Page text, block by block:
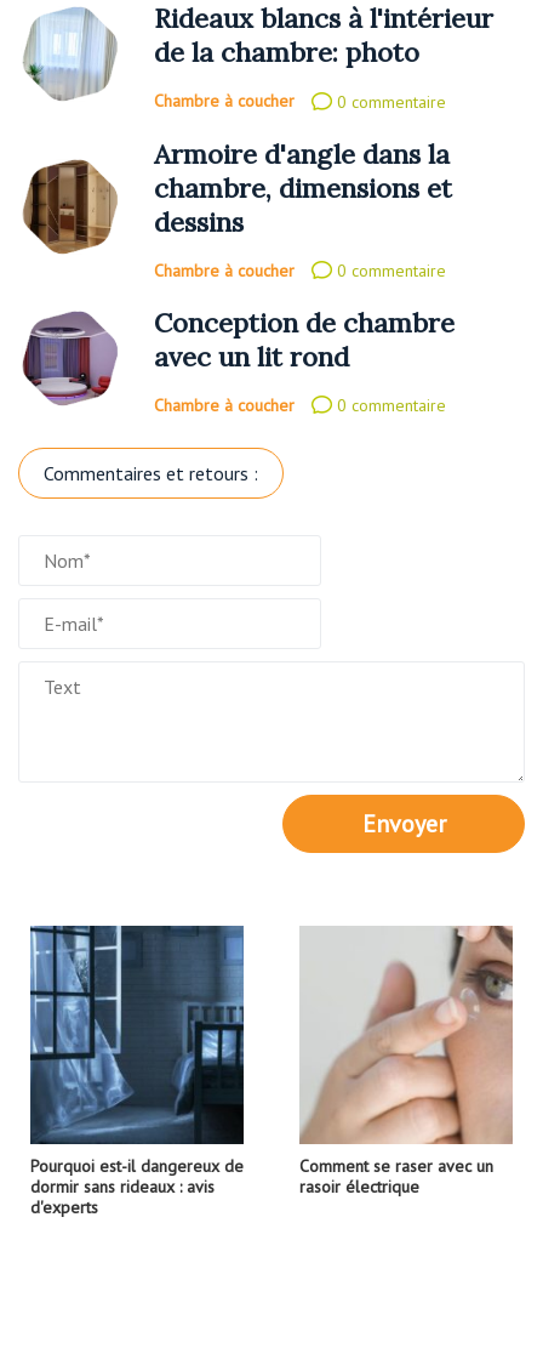
Rideaux blancs à l'intérieur
de la chambre: photo
Chambre à coucher 0 commentaire
Armoire d'angle dans la
chambre, dimensions et
dessins
Chambre à coucher 0 commentaire
Conception de chambre
avec un lit rond
Chambre à coucher 0 commentaire
Commentaires et retours :
Envoyer
Pourquoi est-il dangereux de
dormir sans rideaux : avis
d'experts
Comment se raser avec un
rasoir électrique